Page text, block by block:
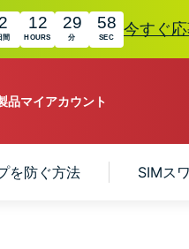
2
間
12
HOURS
29
分
57
SEC 今すぐ
のサーバー
品マイアカウント
を防ぐ方法 SIMス